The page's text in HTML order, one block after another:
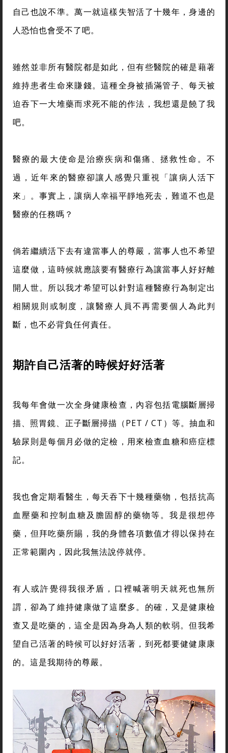
自己也說不準。萬一就這樣失智活了十幾年，身邊的
人恐怕也會受不了吧。
雖然並非所有醫院都是如此，但有些醫院的確是藉著
維持患者生命來賺錢。這種全身被插滿管子、每天被
迫吞下一大堆藥而求死不能的作法，我想還是饒了我
吧。
醫療的最大使命是治療疾病和傷痛、拯救性命。不
過，近年來的醫療卻讓人感覺只重視「讓病人活下
來」。事實上，讓病人幸福平靜地死去，難道不也是
醫療的任務嗎？
倘若繼續活下去有違當事人的尊嚴，當事人也不希望
這麼做，這時候就應該要有醫療行為讓當事人好好離
開人世。所以我才希望可以針對這種醫療行為制定出
相關規則或制度，讓醫療人員不再需要個人為此判
斷，也不必背負任何責任。
期許自己活著的時候好好活著
我每年會做一次全身健康檢查，內容包括電腦斷層掃
描、照胃鏡、正子斷層掃描（PET / CT）等。抽血和
驗尿則是每個月必做的定檢，用來檢查血糖和癌症標
記。
我也會定期看醫生，每天吞下十幾種藥物，包括抗高
血壓藥和控制血糖及膽固醇的藥物等。我是很想停
藥，但拜吃藥所賜，我的身體各項數值才得以保持在
正常範圍內，因此我無法說停就停。
有人或許覺得我很矛盾，口裡喊著明天就死也無所
謂，卻為了維持健康做了這麼多。的確，又是健康檢
查又是吃藥的，這全是因為身為人類的軟弱。但我希
望自己活著的時候可以好好活著，到死都要健健康康
的。這是我期待的尊嚴。